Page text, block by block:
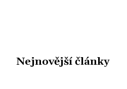
Nejnovější články